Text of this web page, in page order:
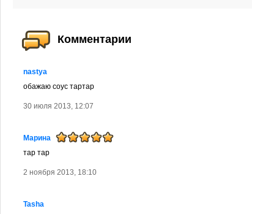
Комментарии
nastya
обажаю соус тартар
30 июля 2013, 12:07
Марина
тар тар
2 ноября 2013, 18:10
Tasha